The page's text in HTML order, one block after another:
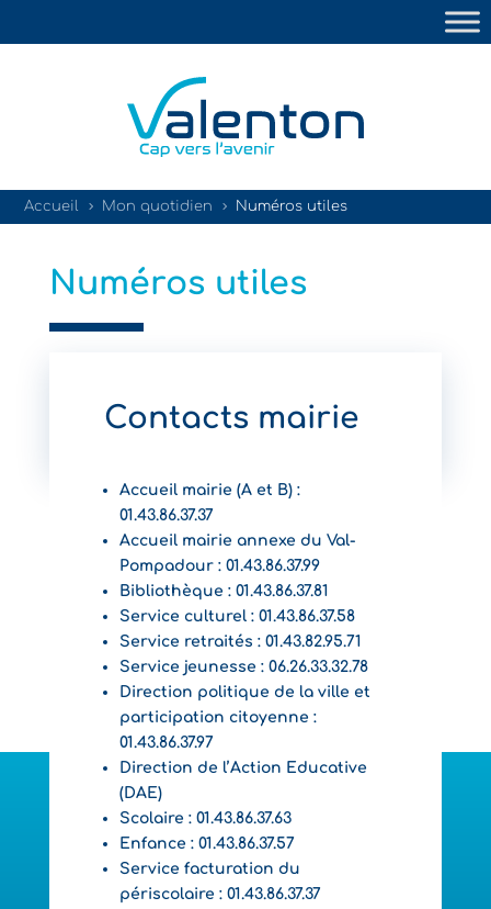
Accueil 5 Mon quotidien 5 Numéros utiles
Numéros utiles
Contacts mairie
Accueil mairie (A et B) :
01.43.86.37.37
Accueil mairie annexe du Val-
Pompadour : 01.43.86.37.99
Bibliothèque : 01.43.86.37.81
Service culturel : 01.43.86.37.58
Service retraités : 01.43.82.95.71
Service jeunesse : 06.26.33.32.78
Direction politique de la ville et
participation citoyenne :
01.43.86.37.97
Direction de l’Action Educative
(DAE)
Scolaire : 01.43.86.37.63
Enfance : 01.43.86.37.57
Service facturation du
périscolaire : 01.43.86.37.37